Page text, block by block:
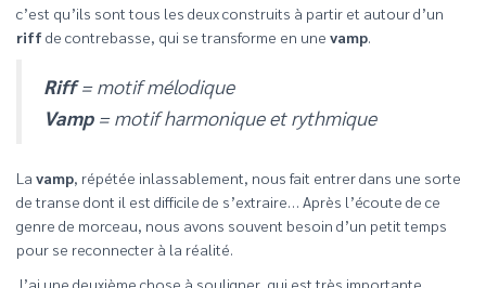
c’est qu’ils sont tous les deux construits à partir et autour d’un
riffde contrebasse, qui se transforme en une vamp.
Riff= motif mélodique
Vamp = motif harmonique et rythmique
La vamp, répétée inlassablement, nous fait entrer dans une sorte
de transe dont il est difficile de s’extraire… Après l’écoute de ce
genre de morceau, nous avons souvent besoin d’un petit temps
pour se reconnecter à la réalité.
J’ai une deuxième chose à souligner, qui est très importante,